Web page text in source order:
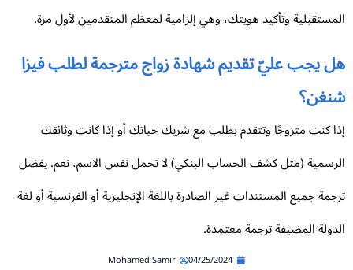
وتأكيد هويتك، وهي إلزامية لمعظم المتقدمين لأول مرة.
يجب عليّ تقديم شهادة زواج مترجمة لطلب فيزا
كنت متزوجًا وتتقدم بطلب مع شريك حياتك أو إذا كانت وثائقك
(مثل كشف الحساب البنكي) لا تحمل نفس الاسم، نعم. يفضل
جميع المستندات غير الصادرة باللغة الإنجليزية أو الفرنسية أو لغة
المضيفة ترجمة معتمدة.
04/25/2024
Mohamed Samir